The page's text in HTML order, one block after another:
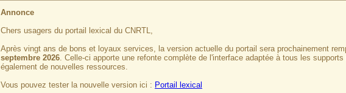
Annonce
Chers usagers du portail lexical du CNRTL,
Après vingt ans de bons et loyaux services, la version actuelle du portail sera prochainement
septembre 2026. Celle-ci apporte une refonte complète de l'interface adaptée à tous les
également de nouvelles ressources.
Vous pouvez tester la nouvelle version ici : Portail lexical